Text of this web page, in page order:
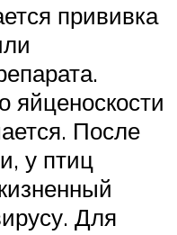
прививка
яйценоскости
После
у птиц
Для